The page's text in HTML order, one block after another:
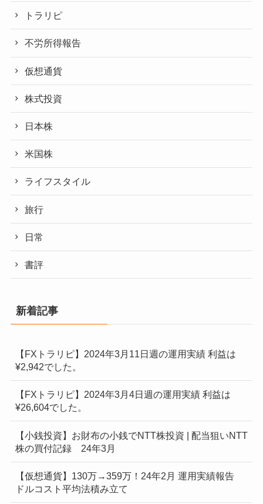
トラリピ
不労所得報告
仮想通貨
株式投資
日本株
米国株
ライフスタイル
旅行
日常
書評
新着記事
【FXトラリピ】2024年3月11日週の運用実績 利益は
¥2,942でした。
【FXトラリピ】2024年3月4日週の運用実績 利益は
¥26,604でした。
【小銭投資】お財布の小銭でNTT株投資 | 配当狙いNTT
株の買付記録 24年3月
【仮想通貨】130万→359万！24年2月 運用実績報告
ドルコスト平均法積み立て